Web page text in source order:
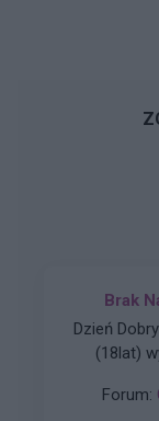
Brak
Dzień
(18lat)
Forum: